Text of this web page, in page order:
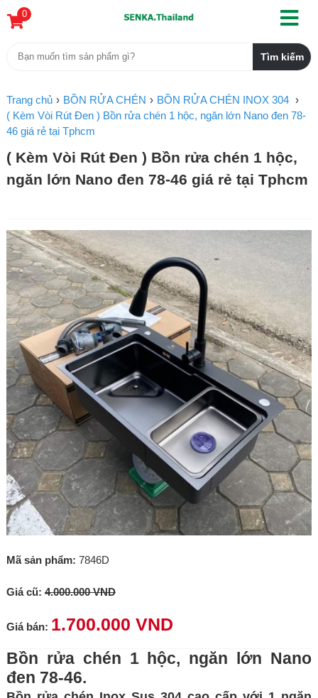
0
Trang chủ BỒN RỬA CHÉN
BỒN RỬA CHÉN INOX 304
( Kèm Vòi Rút Đen ) Bồn rửa chén 1 hộc, ngăn lớn Nano đen 78-
46 giá rẻ tại Tphcm
( Kèm Vòi Rút Đen ) Bồn rửa chén 1 hộc,
ngăn lớn Nano đen 78-46 giá rẻ tại Tphcm
Mã sản phẩm: 7846D
Giá cũ: 4.000.000 VND
Giá bán: 1.700.000 VND
Bồn rửa chén 1 hộc, ngăn lớn Nano
đen 78-46.